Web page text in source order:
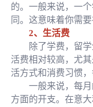
的。一般来说，一
同。这意味着你需
2、生活费
除了学费，留学
活费相对较高，尤
活方式和消费习惯
一般来说，每月
方面的开支。在意大